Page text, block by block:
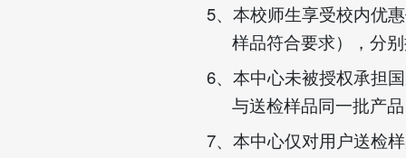
5、本校师生享受校内优
样品符合要求），分
6、本中心未被授权承担
与送检样品同一批产
7、本中心仅对用户送检